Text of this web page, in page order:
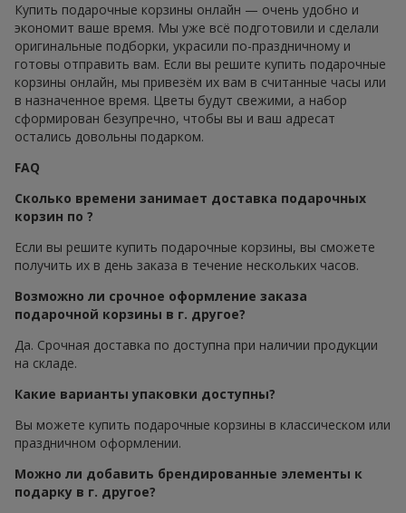
Купить подарочные корзины онлайн — очень удобно и
экономит ваше время. Мы уже всё подготовили и сделали
оригинальные подборки, украсили по-праздничному и
готовы отправить вам. Если вы решите купить подарочные
корзины онлайн, мы привезём их вам в считанные часы или
в назначенное время. Цветы будут свежими, а набор
сформирован безупречно, чтобы вы и ваш адресат
остались довольны подарком.
FAQ
Сколько времени занимает доставка подарочных
корзин по ?
Если вы решите купить подарочные корзины, вы сможете
получить их в день заказа в течение нескольких часов.
Возможно ли срочное оформление заказа
подарочной корзины в г. другое?
Да. Срочная доставка по доступна при наличии продукции
на складе.
Какие варианты упаковки доступны?
Вы можете купить подарочные корзины в классическом или
праздничном оформлении.
Можно ли добавить брендированные элементы к
подарку в г. другое?